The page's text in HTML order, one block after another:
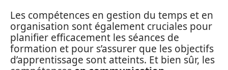
Les compétences en gestion du temps et en
organisation sont également cruciales pour
planifier efficacement les séances de
formation et pour s’assurer que les objectifs
d’apprentissage sont atteints. Et bien sûr, les